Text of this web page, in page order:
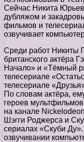
Сейчас Никита
дубляжом и
фильмов и
озвучивает
Среди работ Никиты
британского актёра
Начало» и «Тёмный
телесериале
телесериале
По словам актёра,
героев
на канале
Шэгги Роджерса и
сериалах «Скуби Ду».
озвучивании